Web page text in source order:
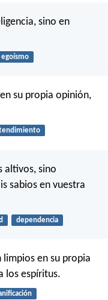
sino en
egoísmo
su propia opinión,
altivos, sino
sabios en vuestra
dependencia
limpios en su propia
los espíritus.